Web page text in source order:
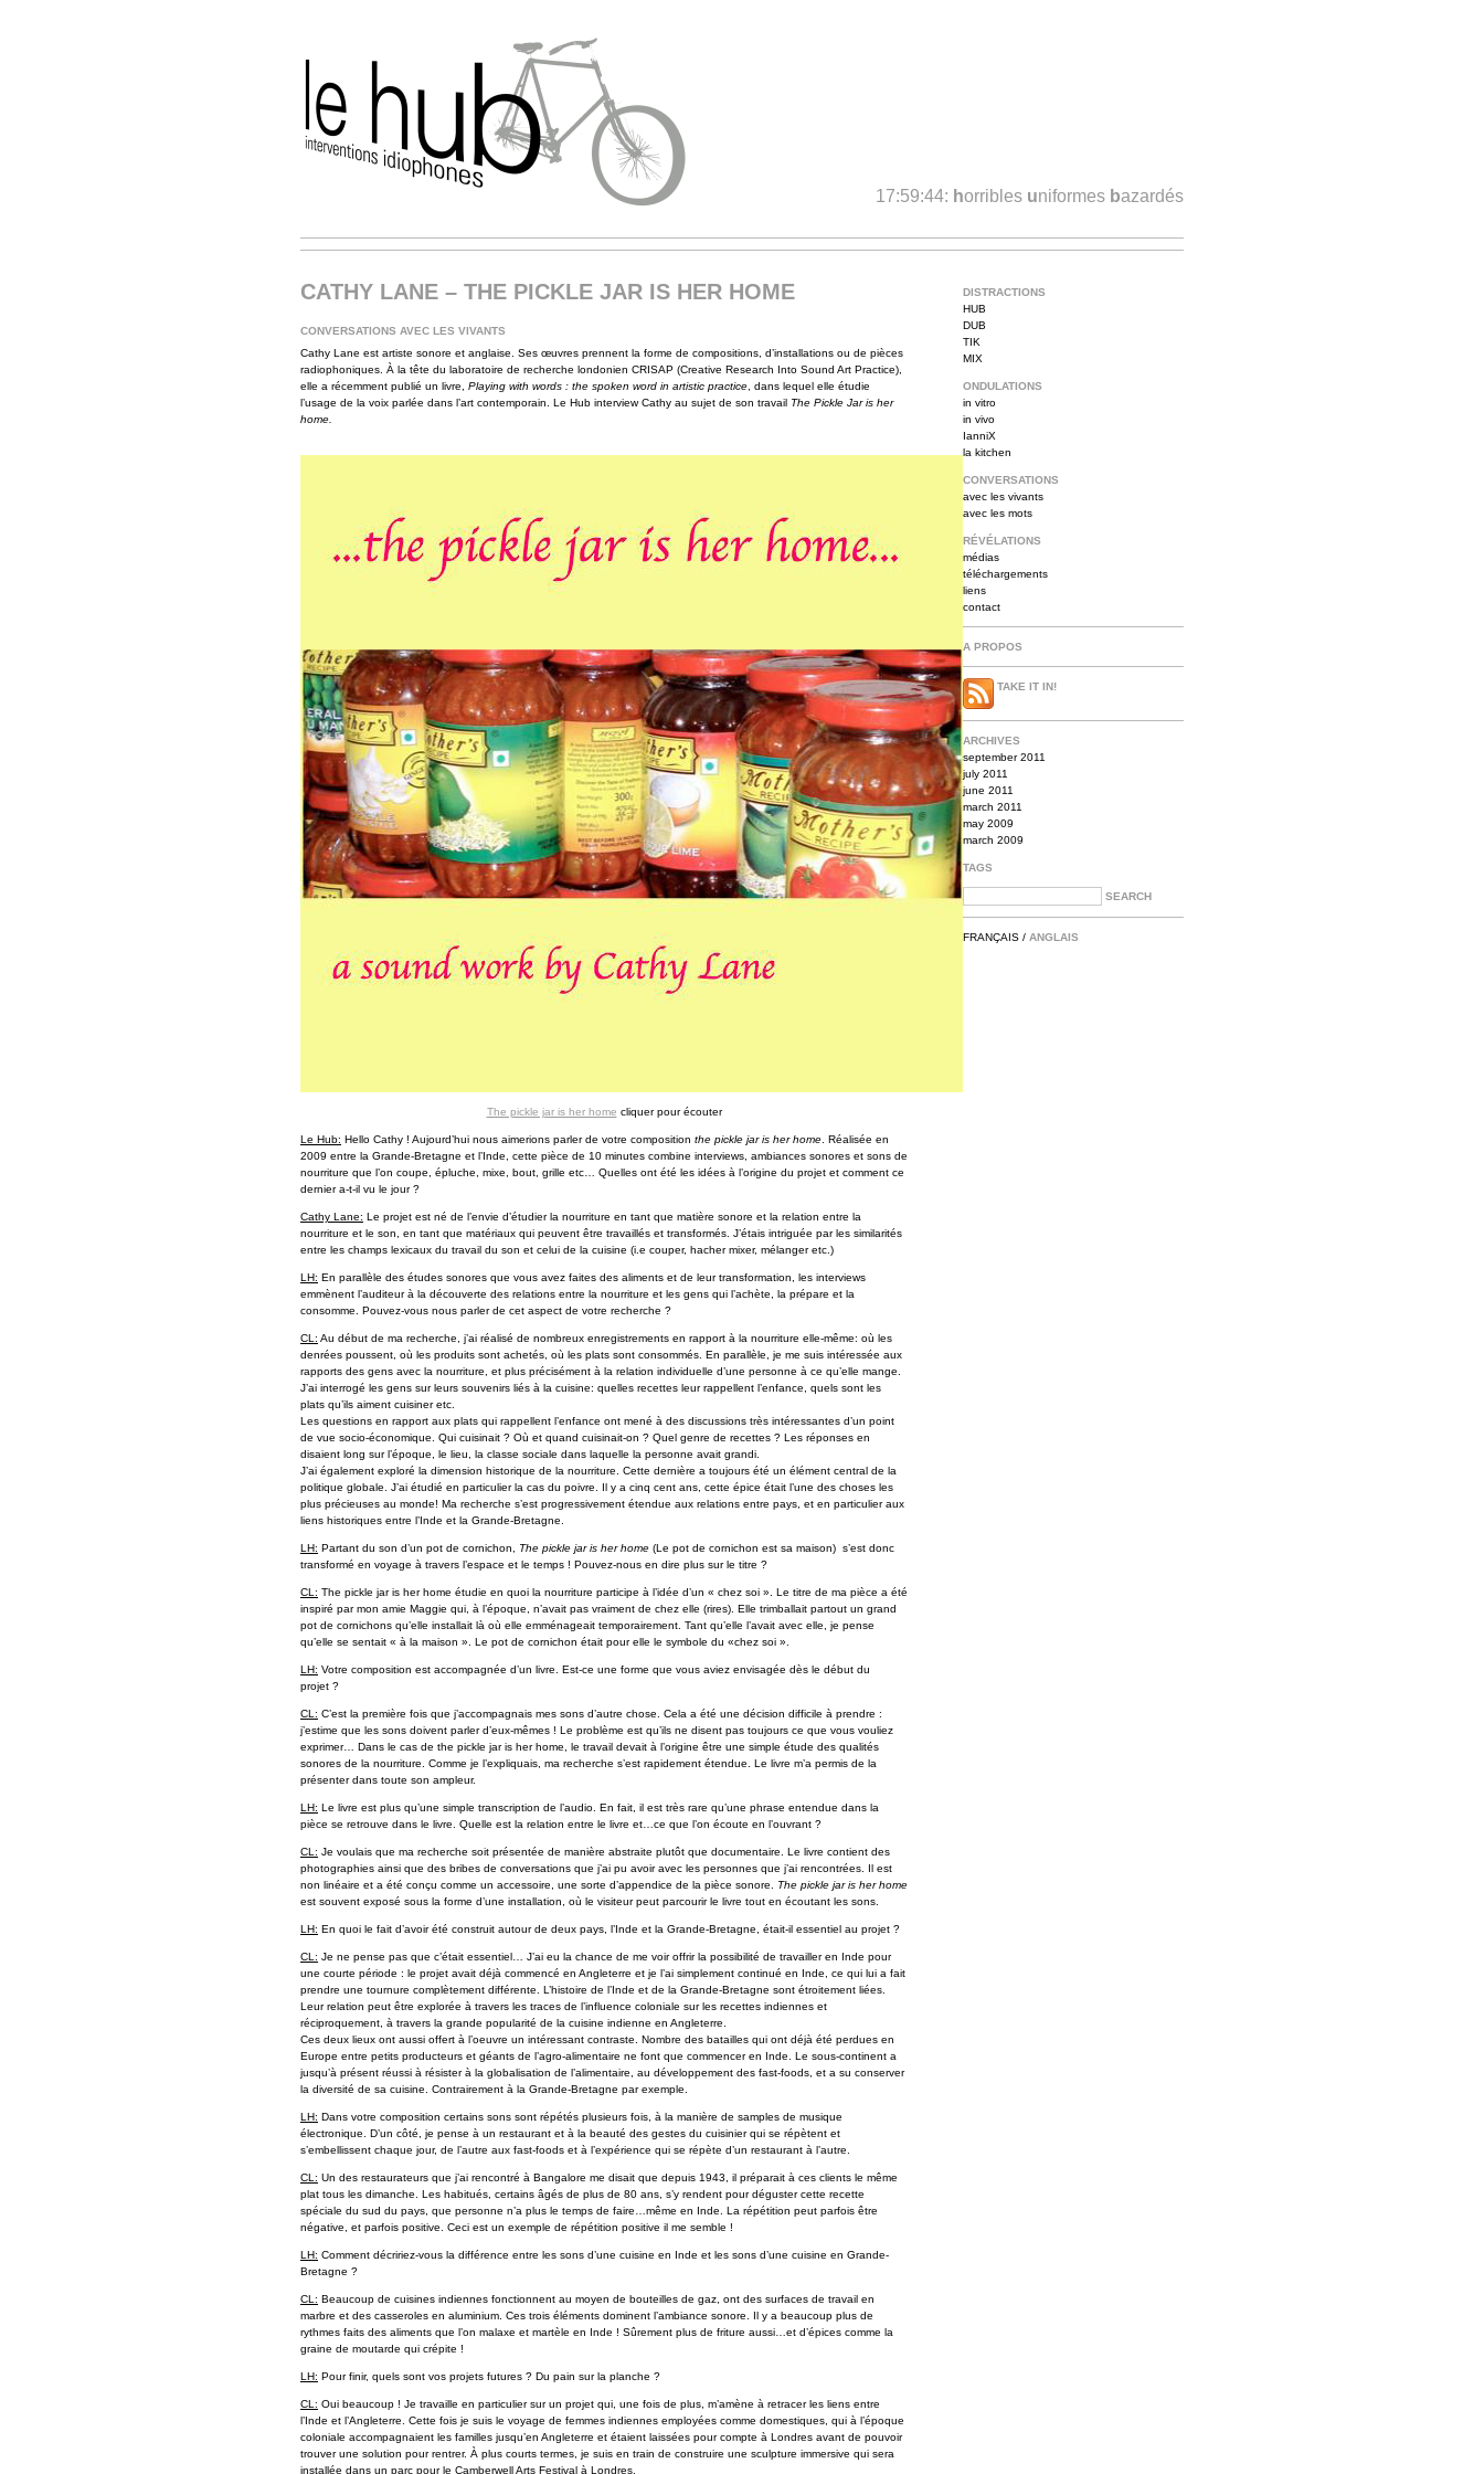
17:59:44: horribles uniformes bazardés
CATHY LANE – THE PICKLE JAR IS HER HOME
CONVERSATIONS AVEC LES VIVANTS
Cathy Lane est artiste sonore et anglaise. Ses œuvres prennent la forme de compositions, d’installations ou de pièces
radiophoniques. À la tête du laboratoire de recherche londonien CRISAP (Creative Research Into Sound Art Practice),
elle a récemment publié un livre,
Playing with words : the spoken word in artistic practice , dans lequel elle étudie
l’usage de la voix parlée dans l’art contemporain. Le Hub interview Cathy au sujet de son travail The Pickle Jar is her
home.
The pickle jar is her home cliquer pour écouter
Le Hub: Hello Cathy ! Aujourd’hui nous aimerions parler de votre composition the pickle jar is her home . Réalisée en
2009 entre la Grande-Bretagne et l’Inde, cette pièce de 10 minutes combine interviews, ambiances sonores et sons de
nourriture que l’on coupe, épluche, mixe, bout, grille etc… Quelles ont été les idées à l’origine du projet et comment ce
dernier a-t-il vu le jour ?
Cathy Lane: Le projet est né de l’envie d’étudier la nourriture en tant que matière sonore et la relation entre la
nourriture et le son, en tant que matériaux qui peuvent être travaillés et transformés. J’étais intriguée par les similarités
entre les champs lexicaux du travail du son et celui de la cuisine (i.e couper, hacher mixer, mélanger etc.)
LH: En parallèle des études sonores que vous avez faites des aliments et de leur transformation, les interviews
emmènent l’auditeur à la découverte des relations entre la nourriture et les gens qui l’achète, la prépare et la
consomme. Pouvez-vous nous parler de cet aspect de votre recherche ?
CL: Au début de ma recherche, j’ai réalisé de nombreux enregistrements en rapport à la nourriture elle-même: où les
denrées poussent, où les produits sont achetés, où les plats sont consommés. En parallèle, je me suis intéressée aux
rapports des gens avec la nourriture, et plus précisément à la relation individuelle d’une personne à ce qu’elle mange.
J’ai interrogé les gens sur leurs souvenirs liés à la cuisine: quelles recettes leur rappellent l’enfance, quels sont les
plats qu’ils aiment cuisiner etc.
Les questions en rapport aux plats qui rappellent l’enfance ont mené à des discussions très intéressantes d’un point
de vue socio-économique. Qui cuisinait ? Où et quand cuisinait-on ? Quel genre de recettes ? Les réponses en
disaient long sur l’époque, le lieu, la classe sociale dans laquelle la personne avait grandi.
J’ai également exploré la dimension historique de la nourriture. Cette dernière a toujours été un élément central de la
politique globale. J’ai étudié en particulier la cas du poivre. Il y a cinq cent ans, cette épice était l’une des choses les
plus précieuses au monde! Ma recherche s’est progressivement étendue aux relations entre pays, et en particulier aux
liens historiques entre l’Inde et la Grande-Bretagne.
LH: Partant du son d’un pot de cornichon, The pickle jar is her home (Le pot de cornichon est sa maison) s’est donc
transformé en voyage à travers l’espace et le temps ! Pouvez-nous en dire plus sur le titre ?
CL: The pickle jar is her home étudie en quoi la nourriture participe à l’idée d’un « chez soi ». Le titre de ma pièce a été
inspiré par mon amie Maggie qui, à l’époque, n’avait pas vraiment de chez elle (rires). Elle trimballait partout un grand
pot de cornichons qu’elle installait là où elle emménageait temporairement. Tant qu’elle l’avait avec elle, je pense
qu’elle se sentait « à la maison ». Le pot de cornichon était pour elle le symbole du «chez soi ».
LH: Votre composition est accompagnée d’un livre. Est-ce une forme que vous aviez envisagée dès le début du
projet ?
CL: C’est la première fois que j’accompagnais mes sons d’autre chose. Cela a été une décision difficile à prendre :
j’estime que les sons doivent parler d’eux-mêmes ! Le problème est qu’ils ne disent pas toujours ce que vous vouliez
exprimer… Dans le cas de the pickle jar is her home, le travail devait à l’origine être une simple étude des qualités
sonores de la nourriture. Comme je l’expliquais, ma recherche s’est rapidement étendue. Le livre m’a permis de la
présenter dans toute son ampleur.
LH: Le livre est plus qu’une simple transcription de l’audio. En fait, il est très rare qu’une phrase entendue dans la
pièce se retrouve dans le livre. Quelle est la relation entre le livre et…ce que l’on écoute en l’ouvrant ?
CL: Je voulais que ma recherche soit présentée de manière abstraite plutôt que documentaire. Le livre contient des
photographies ainsi que des bribes de conversations que j’ai pu avoir avec les personnes que j’ai rencontrées. Il est
non linéaire et a été conçu comme un accessoire, une sorte d’appendice de la pièce sonore. The pickle jar is her home
est souvent exposé sous la forme d’une installation, où le visiteur peut parcourir le livre tout en écoutant les sons.
LH: En quoi le fait d’avoir été construit autour de deux pays, l’Inde et la Grande-Bretagne, était-il essentiel au projet ?
CL: Je ne pense pas que c’était essentiel… J’ai eu la chance de me voir offrir la possibilité de travailler en Inde pour
une courte période : le projet avait déjà commencé en Angleterre et je l’ai simplement continué en Inde, ce qui lui a fait
prendre une tournure complètement différente. L’histoire de l’Inde et de la Grande-Bretagne sont étroitement liées.
Leur relation peut être explorée à travers les traces de l’influence coloniale sur les recettes indiennes et
réciproquement, à travers la grande popularité de la cuisine indienne en Angleterre.
Ces deux lieux ont aussi offert à l’oeuvre un intéressant contraste. Nombre des batailles qui ont déjà été perdues en
Europe entre petits producteurs et géants de l’agro-alimentaire ne font que commencer en Inde. Le sous-continent a
jusqu’à présent réussi à résister à la globalisation de l’alimentaire, au développement des fast-foods, et a su conserver
la diversité de sa cuisine. Contrairement à la Grande-Bretagne par exemple.
LH: Dans votre composition certains sons sont répétés plusieurs fois, à la manière de samples de musique
électronique. D’un côté, je pense à un restaurant et à la beauté des gestes du cuisinier qui se répètent et
s’embellissent chaque jour, de l’autre aux fast-foods et à l’expérience qui se répète d’un restaurant à l’autre.
CL: Un des restaurateurs que j’ai rencontré à Bangalore me disait que depuis 1943, il préparait à ces clients le même
plat tous les dimanche. Les habitués, certains âgés de plus de 80 ans, s’y rendent pour déguster cette recette
spéciale du sud du pays, que personne n’a plus le temps de faire…même en Inde. La répétition peut parfois être
négative, et parfois positive. Ceci est un exemple de répétition positive il me semble !
LH: Comment décririez-vous la différence entre les sons d’une cuisine en Inde et les sons d’une cuisine en Grande-
Bretagne ?
CL: Beaucoup de cuisines indiennes fonctionnent au moyen de bouteilles de gaz, ont des surfaces de travail en
marbre et des casseroles en aluminium. Ces trois éléments dominent l’ambiance sonore. Il y a beaucoup plus de
rythmes faits des aliments que l’on malaxe et martèle en Inde ! Sûrement plus de friture aussi…et d’épices comme la
graine de moutarde qui crépite !
LH: Pour finir, quels sont vos projets futures ? Du pain sur la planche ?
CL: Oui beaucoup ! Je travaille en particulier sur un projet qui, une fois de plus, m’amène à retracer les liens entre
l’Inde et l’Angleterre. Cette fois je suis le voyage de femmes indiennes employées comme domestiques, qui à l’époque
coloniale accompagnaient les familles jusqu’en Angleterre et étaient laissées pour compte à Londres avant de pouvoir
trouver une solution pour rentrer. À plus courts termes, je suis en train de construire une sculpture immersive qui sera
installée dans un parc pour le Camberwell Arts Festival à Londres.
DISTRACTIONS
HUB
DUB
TIK
MIX
ONDULATIONS
in vitro
in vivo
IanniX
la kitchen
CONVERSATIONS
avec les vivants
avec les mots
RÉVÉLATIONS
médias
téléchargements
liens
contact
A PROPOS
TAKE IT IN!
ARCHIVES
september 2011
july 2011
june 2011
march 2011
may 2009
march 2009
TAGS
FRANÇAIS / ANGLAIS